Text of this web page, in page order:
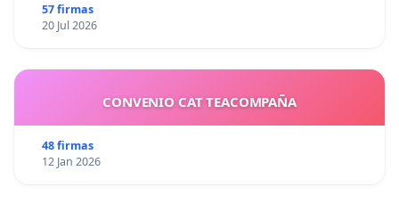
57 firmas
20 Jul 2026
CONVENIO CAT TEACOMPAÑA
48 firmas
12 Jan 2026